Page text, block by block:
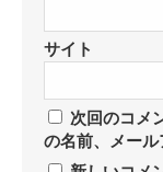
サイト
次回のコメ
の名前、メール